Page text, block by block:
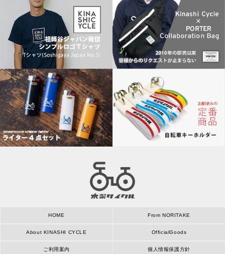
HOME From NORITAKE
About KINASHI CYCLE OfficialGoods
ご利用案内 個人情報保護方針